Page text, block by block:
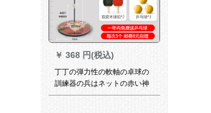
￥ 368 円(税込)
丁丁の弾力性の軟軸の卓球の
訓練器の兵はネットの赤い神
の器を訓練してから供給しま